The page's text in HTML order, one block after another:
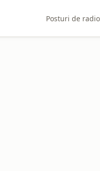
Posturi de radio